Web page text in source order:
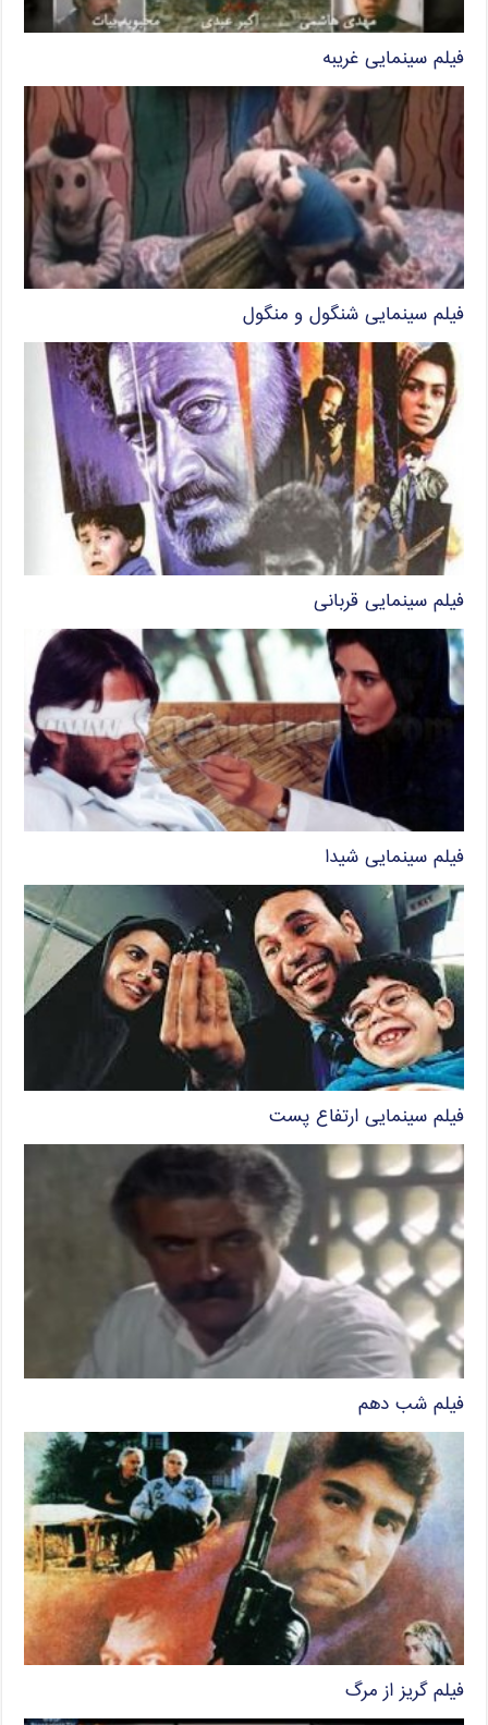
فیلم سینمایی غریبه
فیلم سینمایی شنگول و منگول
فیلم سینمایی قربانی
فیلم سینمایی شیدا
فیلم سینمایی ارتفاع پست
فیلم شب دهم
فیلم گریز از مرگ